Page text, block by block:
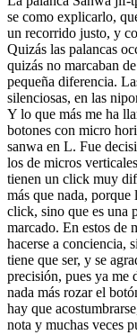
se como explicarlo,
un recorrido justo, y
Quizás las palancas
quizás no marcaban
pequeña diferencia.
silenciosas, en las
Y lo que más me ha
botones con micro
sanwa en L. Fue
los de micros
tienen un click muy
más que nada,
click, sino que es una
marcado. En estos de
hacerse a conciencia,
tiene que ser, y se
precisión, pues ya me
nada más rozar el
hay que
nota y muchas veces